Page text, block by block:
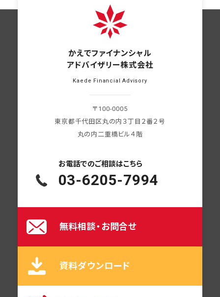
かえでファイナンシャル
アドバイザリー株式会社
Kaede Financial Advisory
〒100-0005
東京都千代田区丸の内３丁目２番２号
丸の内二重橋ビル４階
お電話でのご相談はこちら
03-6205-7994
無料相談・お問合せ
資料ダウンロード